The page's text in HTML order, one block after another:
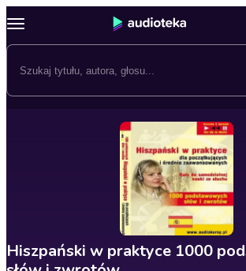
Hiszpański w praktyce 1000